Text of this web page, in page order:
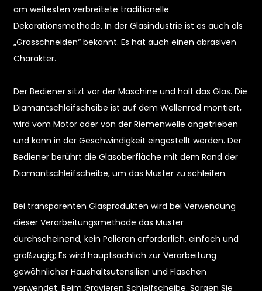
am weitesten verbreitete traditionelle
Dekorationsmethode. In der Glasindustrie ist es auch als
„Grasschneiden“ bekannt. Es hat auch einen abrasiven
Charakter.
Der Bediener sitzt vor der Maschine und hält das Glas. Die
Diamantschleifscheibe ist auf dem Wellenrad montiert,
wird vom Motor oder von der Riemenwelle angetrieben
und kann in der Geschwindigkeit eingestellt werden. Der
Bediener berührt die Glasoberfläche mit dem Rand der
Diamantschleifscheibe, um das Muster zu schleifen.
Bei transparenten Glasprodukten wird bei Verwendung
dieser Verarbeitungsmethode das Muster
durchscheinend, kein Polieren erforderlich, einfach und
großzügig; Es wird hauptsächlich zur Verarbeitung
gewöhnlicher Haushaltsutensilien und Flaschen
verwendet. Beim Gravieren Schleifscheibe. Sorgen Sie